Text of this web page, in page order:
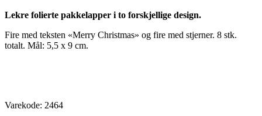
Lekre folierte pakkelapper i to forskjellige design.
Fire med teksten «Merry Christ­mas» og fire med stjerner. 8 stk.
totalt. Mål: 5,5 x 9 cm.
Varekode: 2464